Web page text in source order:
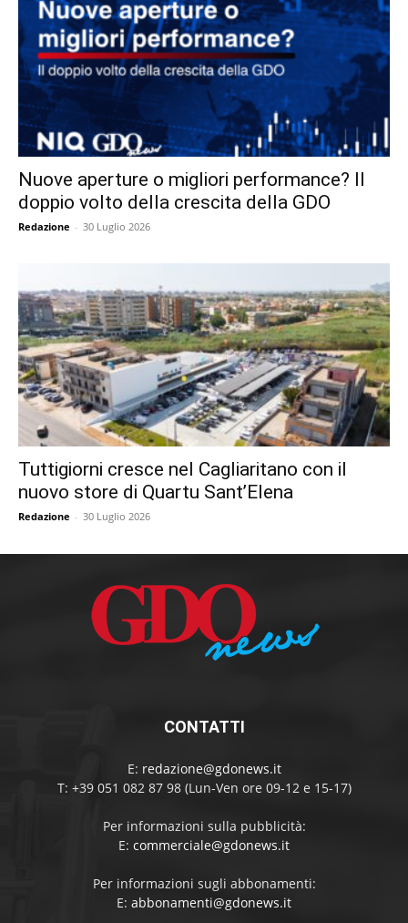
Nuove aperture o migliori performance? Il
doppio volto della crescita della GDO
Redazione - 30 Luglio 2026
Tuttigiorni cresce nel Cagliaritano con il
nuovo store di Quartu Sant’Elena
Redazione - 30 Luglio 2026
CONTATTI
E: redazione@gdonews.it
T: +39 051 082 87 98 (Lun-Ven ore 09-12 e 15-17)
Per informazioni sulla pubblicità:
E: commerciale@gdonews.it
Per informazioni sugli abbonamenti:
E: abbonamenti@gdonews.it